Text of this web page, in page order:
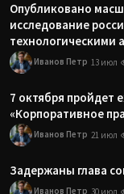
Опубликовано
исследование
технологическими
Иванов Петр 13 июл
7 октября пройдет
«Корпоративное
Иванов Петр 21 июл
Задержаны глава
Иванов Петр 30 июл